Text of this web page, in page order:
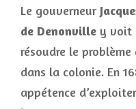
Le gouverneur
de Denonville y voit
résoudre le
dans la colonie. En
appétence